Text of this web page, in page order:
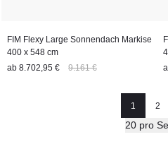
FIM Flexy Large Sonnendach Markise
400 x 548 cm
ab 8.702,95 € 9.161 €
Seite
1
Seite
2
20 pro